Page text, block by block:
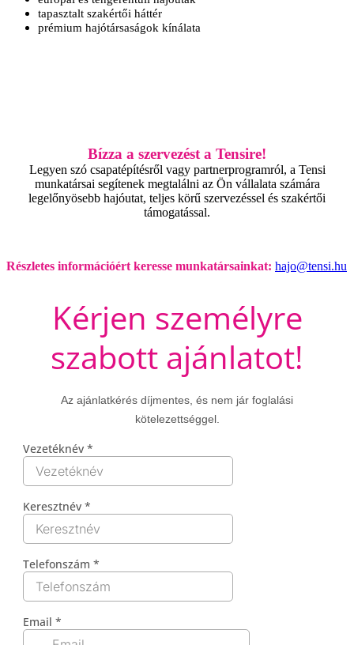
tapasztalt szakértői háttér
prémium hajótársaságok kínálata
Bízza a szervezést a Tensire!
Legyen szó csapatépítésről vagy partnerprogramról, a Tensi
munkatársai segítenek megtalálni az Ön vállalata számára
legelőnyösebb hajóutat, teljes körű szervezéssel és szakértői
támogatással.
Részletes információért keresse munkatársainkat: hajo@tensi.hu